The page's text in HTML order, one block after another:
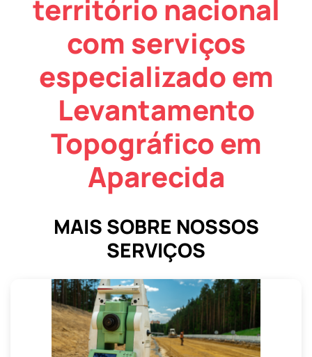
território nacional
com serviços
especializado em
Levantamento
Topográfico em
Aparecida
MAIS SOBRE NOSSOS
SERVIÇOS